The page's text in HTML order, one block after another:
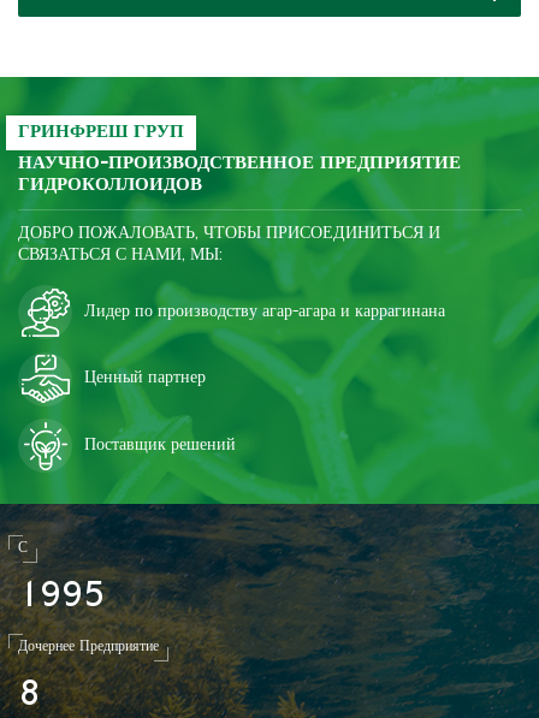
ГРИНФРЕШ ГРУП
НАУЧНО-ПРОИЗВОДСТВЕННОЕ ПРЕДПРИЯТИЕ
ГИДРОКОЛЛОИДОВ
ДОБРО ПОЖАЛОВАТЬ, ЧТОБЫ ПРИСОЕДИНИТЬСЯ И
СВЯЗАТЬСЯ С НАМИ, МЫ:
Лидер по производству агар-агара и каррагинана
Ценный партнер
Поставщик решений
С
1 995
Дочернее Предприятие
8